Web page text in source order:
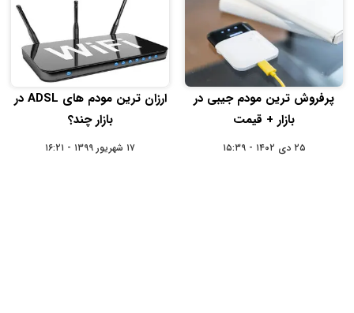
پرفروش ترین مودم جیبی در
بازار + قیمت
۲۵ دی ۱۴۰۲ - ۱۵:۳۹
ارزان ترین مودم های ADSL در
بازار چند؟
۱۷ شهریور ۱۳۹۹ - ۱۶:۲۱